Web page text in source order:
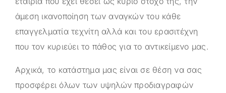
άμεση ικανοποίηση των αναγκών του κάθε
επαγγελματία τεχνίτη αλλά και του ερασιτέχνη
που τον κυριεύει το πάθος για το αντικείμενο μας.
Αρχικά, το κατάστημα μας είναι σε θέση να σας
προσφέρει όλων των υψηλών προδιαγραφών